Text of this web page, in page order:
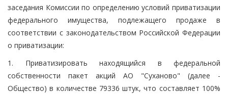
заседания Комиссии по определению условий приватизации
федерального имущества, подлежащего продаже в
соответствии с законодательством Российской Федерации
о приватизации:
1. Приватизировать находящийся в федеральной
собственности пакет акций АО "Суханово" (далее -
Общество) в количестве 79336 штук, что составляет 100%